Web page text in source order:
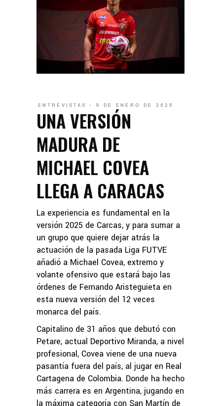
ENTREVISTAS 9 DE ENERO DE 2025
UNA VERSIÓN
MADURA DE
MICHAEL COVEA
LLEGA A CARACAS
La experiencia es fundamental en la
versión 2025 de Carcas, y para sumar a
un grupo que quiere dejar atrás la
actuación de la pasada Liga FUTVE
añadió a Michael Covea, extremo y
volante ofensivo que estará bajo las
órdenes de Fernando Aristeguieta en
esta nueva versión del 12 veces
monarca del país.
Capitalino de 31 años que debutó con
Petare, actual Deportivo Miranda, a nivel
profesional, Covea viene de una nueva
pasantía fuera del país, al jugar en Real
Cartagena de Colombia. Donde ha hecho
más carrera es en Argentina, jugando en
la máxima categoría con San Martín de